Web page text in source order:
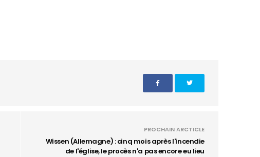
PROCHAIN ARCTICLE
Wissen (Allemagne) : cinq mois après l'incendie
de l'église, le procès n'a pas encore eu lieu